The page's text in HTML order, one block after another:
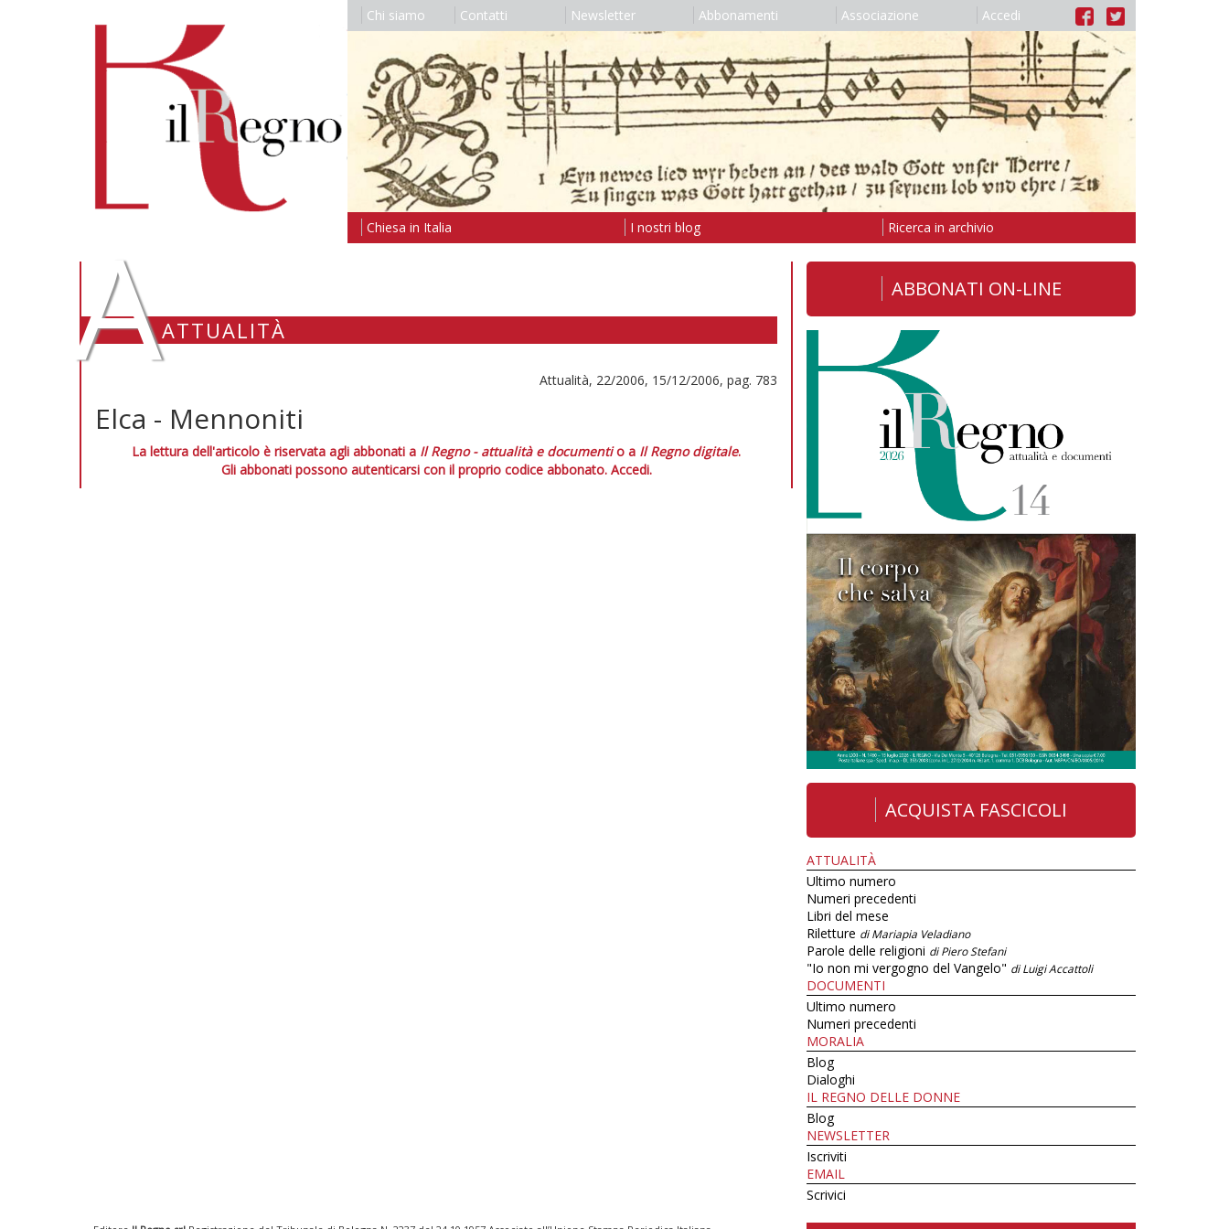
Chi siamo Contatti Newsletter Abbonamenti Associazione Accedi
Chiesa in Italia I nostri blog Ricerca in archivio
AATTUALITÀ
Attualità, 22/2006, 15/12/2006, pag. 783
Elca - Mennoniti
La lettura dell'articolo è riservata agli abbonati a Il Regno - attualità e documentio a Il Regno digitale.
Gli abbonati possono autenticarsi con il proprio codice abbonato. Accedi.
ABBONATI ON-LINE
ACQUISTA FASCICOLI
ATTUALITÀ
Ultimo numero
Numeri precedenti
Libri del mese
Riletture di Mariapia Veladiano
Parole delle religioni di Piero Stefani
"Io non mi vergogno del Vangelo" di Luigi Accattoli
DOCUMENTI
Ultimo numero
Numeri precedenti
MORALIA
Blog
Dialoghi
IL REGNO DELLE DONNE
Blog
NEWSLETTER
Iscriviti
EMAIL
Scrivici